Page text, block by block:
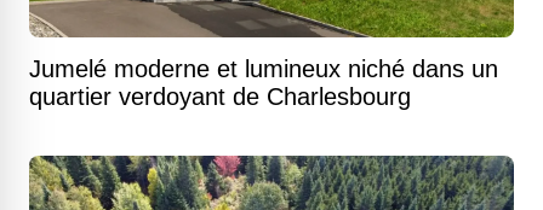
Jumelé moderne et lumineux niché dans un
quartier verdoyant de Charlesbourg